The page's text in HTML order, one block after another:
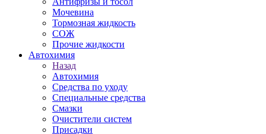
Мочевина
Тормозная жидкость
СОЖ
Прочие жидкости
Автохимия
Назад
Автохимия
Средства по уходу
Специальные средства
Смазки
Очистители систем
Присадки